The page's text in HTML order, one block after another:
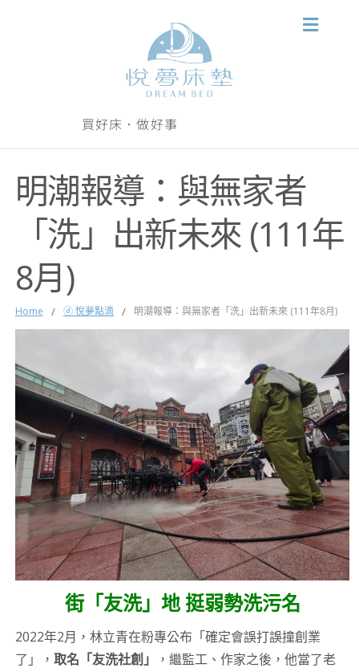
買好床．做好事
明潮報導：與無家者
「洗」出新未來 (111年
8月)
Home / ⓓ 悅夢點滴 / 明潮報導：與無家者「洗」出新未來 (111年8月)
街「友洗」地 挺弱勢洗污名
2022年2月，林立青在粉專公布「確定會誤打誤撞創業
了」， 取名「友洗社創」
，繼監工、作家之後，他當了老